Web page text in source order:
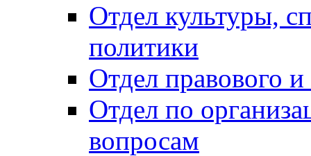
Отдел культуры,
политики
Отдел правового
Отдел по
вопросам